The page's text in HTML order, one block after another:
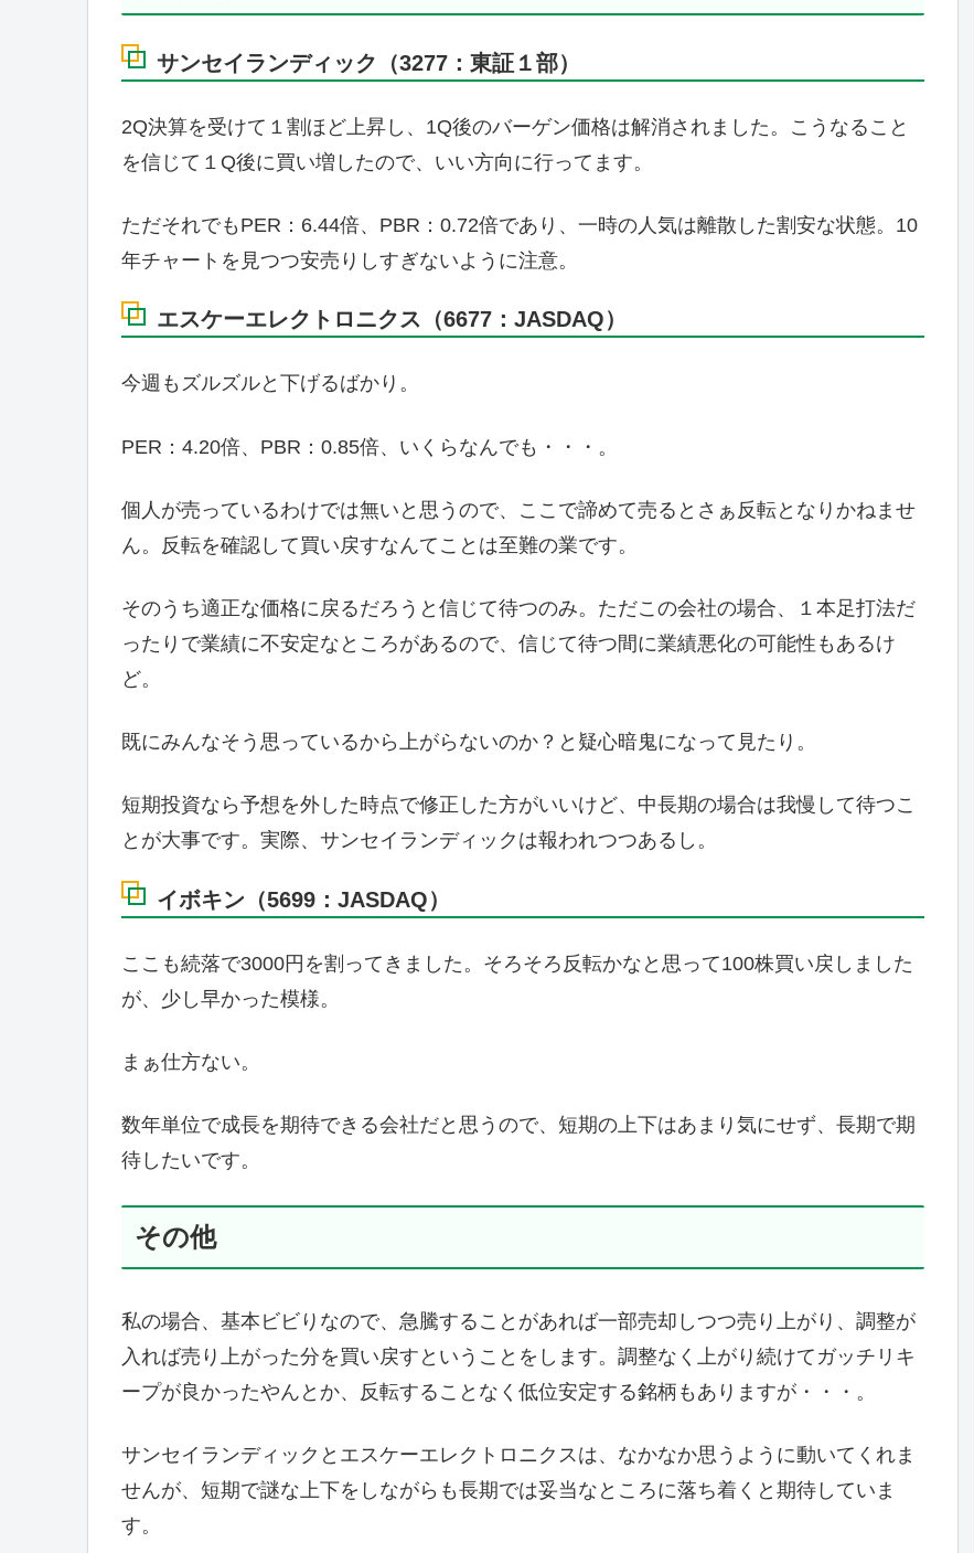
サンセイランディック（3277：東証１部）
2Q決算を受けて１割ほど上昇し、1Q後のバーゲン価格は解消されました。こうなること
を信じて１Q後に買い増したので、いい方向に行ってます。
ただそれでもPER：6.44倍、PBR：0.72倍であり、一時の人気は離散した割安な状態。10
年チャートを見つつ安売りしすぎないように注意。
エスケーエレクトロニクス（6677：JASDAQ）
今週もズルズルと下げるばかり。
PER：4.20倍、PBR：0.85倍、いくらなんでも・・・。
個人が売っているわけでは無いと思うので、ここで諦めて売るとさぁ反転となりかねませ
ん。反転を確認して買い戻すなんてことは至難の業です。
そのうち適正な価格に戻るだろうと信じて待つのみ。ただこの会社の場合、１本足打法だ
ったりで業績に不安定なところがあるので、信じて待つ間に業績悪化の可能性もあるけ
ど。
既にみんなそう思っているから上がらないのか？と疑心暗鬼になって見たり。
短期投資なら予想を外した時点で修正した方がいいけど、中長期の場合は我慢して待つこ
とが大事です。実際、サンセイランディックは報われつつあるし。
イボキン（5699：JASDAQ）
ここも続落で3000円を割ってきました。そろそろ反転かなと思って100株買い戻しました
が、少し早かった模様。
まぁ仕方ない。
数年単位で成長を期待できる会社だと思うので、短期の上下はあまり気にせず、長期で期
待したいです。
その他
私の場合、基本ビビりなので、急騰することがあれば一部売却しつつ売り上がり、調整が
入れば売り上がった分を買い戻すということをします。調整なく上がり続けてガッチリキ
ープが良かったやんとか、反転することなく低位安定する銘柄もありますが・・・。
サンセイランディックとエスケーエレクトロニクスは、なかなか思うように動いてくれま
せんが、短期で謎な上下をしながらも長期では妥当なところに落ち着くと期待していま
す。